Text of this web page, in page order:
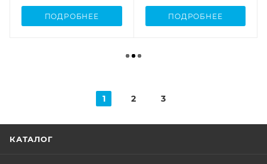
ПОДРОБНЕЕ ПОДРОБНЕЕ
1 2 3
КАТАЛОГ